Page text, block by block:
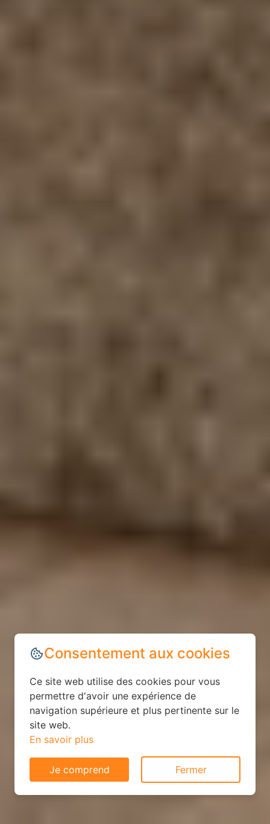
Consentement aux cookies
Ce site web utilise des cookies pour vous
permettre d'avoir une expérience de
navigation supérieure et plus pertinente sur le
site web.
En savoir plus
Je comprend Fermer